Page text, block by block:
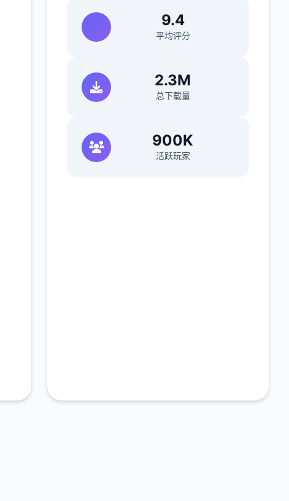
9.4
平均评分
2.3M
总下载量
900K
活跃玩家